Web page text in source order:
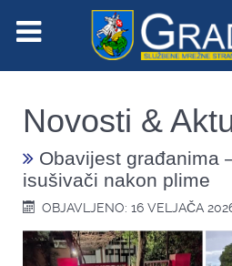
Novosti &
Obavijest građanima
isušivači nakon plime
OBJAVLJENO: 16 VELJAČA